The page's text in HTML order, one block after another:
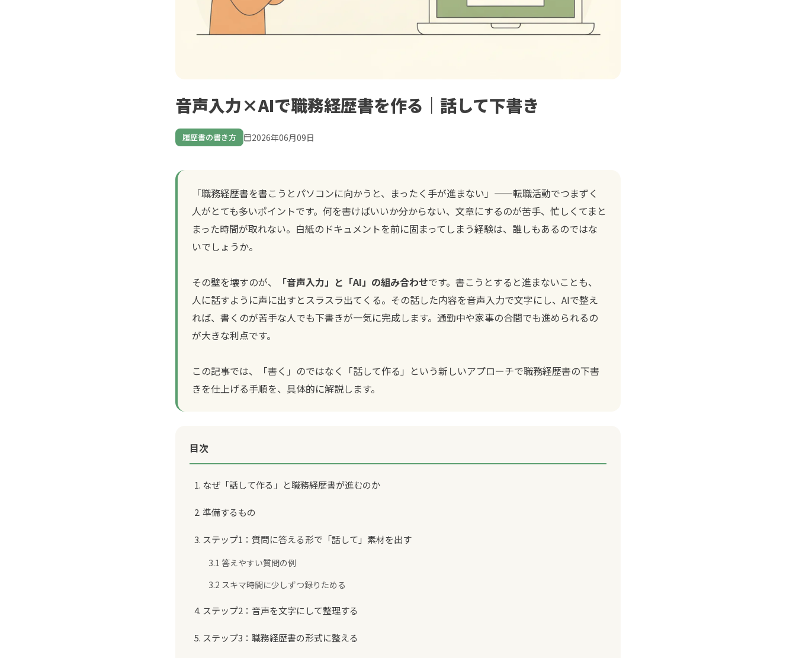
音声入力×AIで職務経歴書を作る｜話して下書き
履歴書の書き方 2026年06月09日
「職務経歴書を書こうとパソコンに向かうと、まったく手が進まない」——転職活動でつまずく
人がとても多いポイントです。何を書けばいいか分からない、文章にするのが苦手、忙しくてまと
まった時間が取れない。白紙のドキュメントを前に固まってしまう経験は、誰しもあるのではな
いでしょうか。
その壁を壊すのが、 「音声入力」と「AI」の組み合わせです。書こうとすると進まないことも、
人に話すように声に出すとスラスラ出てくる。その話した内容を音声入力で文字にし、AIで整え
れば、書くのが苦手な人でも下書きが一気に完成します。通勤中や家事の合間でも進められるの
が大きな利点です。
この記事では、「書く」のではなく「話して作る」という新しいアプローチで職務経歴書の下書
きを仕上げる手順を、具体的に解説します。
目次
1. なぜ「話して作る」と職務経歴書が進むのか
2. 準備するもの
3. ステップ1：質問に答える形で「話して」素材を出す
3.1 答えやすい質問の例
3.2 スキマ時間に少しずつ録りためる
4. ステップ2：音声を文字にして整理する
5. ステップ3：職務経歴書の形式に整える